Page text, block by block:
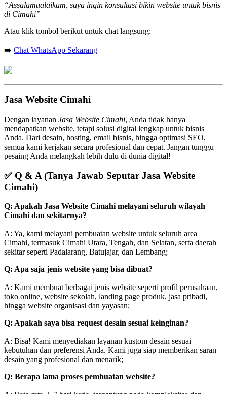
“Assalamualaikum, saya ingin konsultasi bikin website untuk bisnis
di Cimahi”
Atau klik tombol berikut untuk chat langsung:
➡️ Chat WhatsApp Sekarang
Jasa Website Cimahi
Dengan layanan Jasa Website Cimahi, Anda tidak hanya
mendapatkan website, tetapi solusi digital lengkap untuk bisnis
Anda. Dari desain, hosting, email bisnis, hingga optimasi SEO,
semua kami kerjakan secara profesional dan cepat. Jangan tunggu
pesaing Anda melangkah lebih dulu di dunia digital!
✅ Q & A (Tanya Jawab Seputar Jasa Website
Cimahi)
Q: Apakah Jasa Website Cimahi melayani seluruh wilayah
Cimahi dan sekitarnya?
A: Ya, kami melayani pembuatan website untuk seluruh area
Cimahi, termasuk Cimahi Utara, Tengah, dan Selatan, serta daerah
sekitar seperti Padalarang, Batujajar, dan Lembang;
Q: Apa saja jenis website yang bisa dibuat?
A: Kami membuat berbagai jenis website seperti profil perusahaan,
toko online, website sekolah, landing page produk, jasa pribadi,
hingga website organisasi dan yayasan;
Q: Apakah saya bisa request desain sesuai keinginan?
A: Bisa! Kami menyediakan layanan kustom desain sesuai
kebutuhan dan preferensi Anda. Kami juga siap memberikan saran
desain yang profesional dan menarik;
Q: Berapa lama proses pembuatan website?